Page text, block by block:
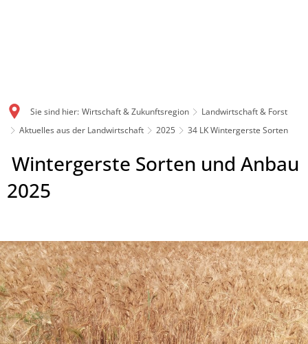
Sie sind hier: Wirtschaft & Zukunftsregion
Landwirtschaft & Forst
Aktuelles aus der Landwirtschaft
2025 34 LK Wintergerste Sorten
Wintergerste Sorten und Anbau
2025